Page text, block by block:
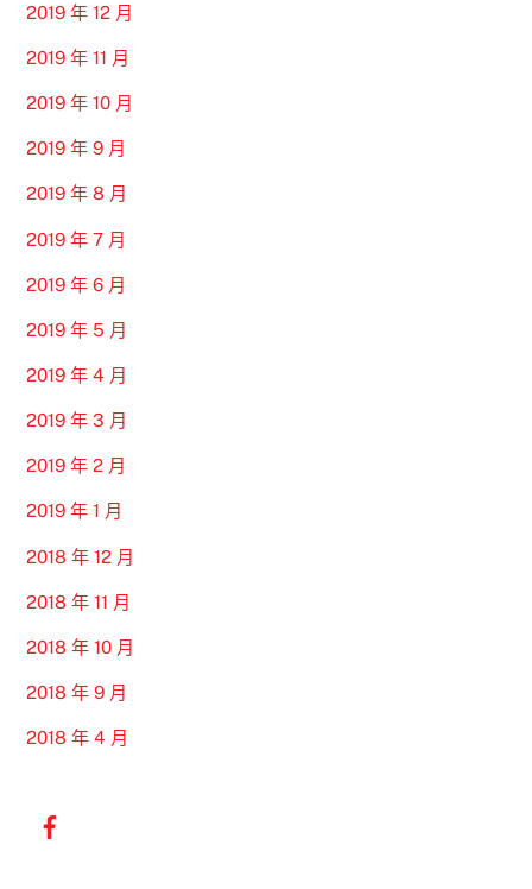
2019 年 12 月
2019 年 11 月
2019 年 10 月
2019 年 9 月
2019 年 8 月
2019 年 7 月
2019 年 6 月
2019 年 5 月
2019 年 4 月
2019 年 3 月
2019 年 2 月
2019 年 1 月
2018 年 12 月
2018 年 11 月
2018 年 10 月
2018 年 9 月
2018 年 4 月